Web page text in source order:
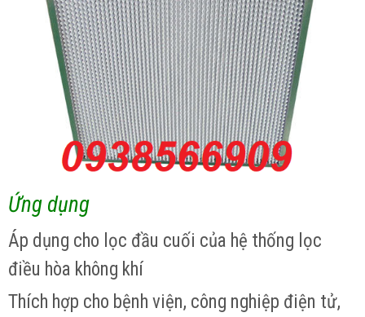
Ứng dụng
Áp dụng cho lọc đầu cuối của hệ thống lọc
điều hòa không khí
Thích hợp cho bệnh viện, công nghiệp điện tử,